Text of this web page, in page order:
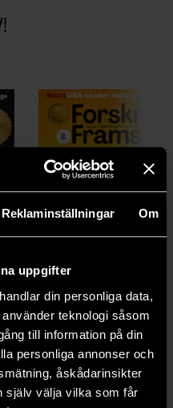
Reklaminställningar Om
uppgifter
din personliga data,
teknologi såsom
till information på din
personliga annonser och
åskådarinsikter
själv välja vilka som får
2026/4